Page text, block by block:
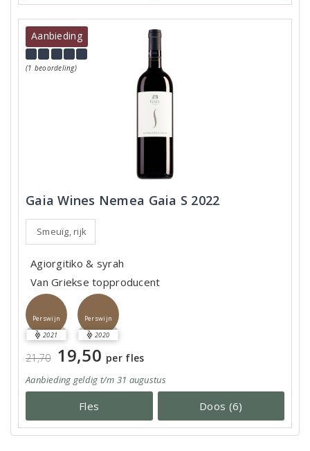
Aanbieding
(1 beoordeling)
Gaia Wines Nemea Gaia S 2022
Smeuïg, rijk
Agiorgitiko & syrah
Van Griekse topproducent
Perswijn
2021
Perswijn
2020
21,70 19,50 per fles
Aanbieding geldig t/m 31 augustus
Fles Doos (6)